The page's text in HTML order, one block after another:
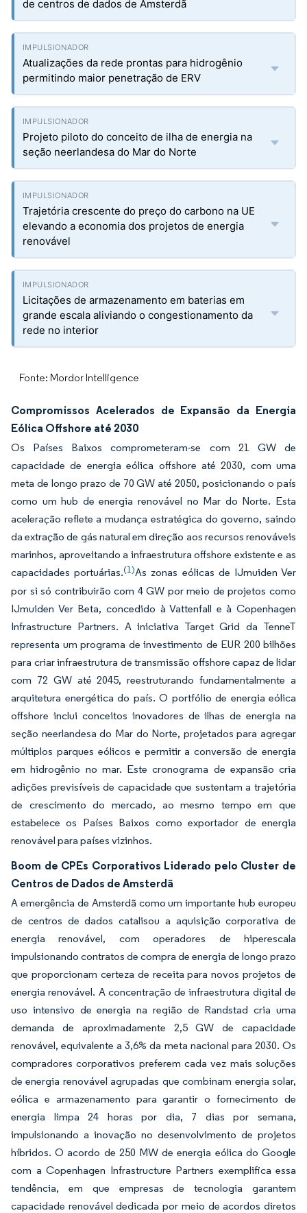
de centros de dados de Amsterdã
Atualizações da rede prontas para hidrogênio
permitindo maior penetração de ERV
Projeto piloto do conceito de ilha de energia na
seção neerlandesa do Mar do Norte
Trajetória crescente do preço do carbono na UE
elevando a economia dos projetos de energia
renovável
Licitações de armazenamento em baterias em
grande escala aliviando o congestionamento da
rede no interior
Fonte: Mordor Intelligence
Compromissos Acelerados de Expansão da Energia
Eólica Offshore até 2030
Os Países Baixos comprometeram-se com 21 GW de
capacidade de energia eólica offshore até 2030, com uma
meta de longo prazo de 70 GW até 2050, posicionando o país
como um hub de energia renovável no Mar do Norte. Esta
aceleração reflete a mudança estratégica do governo, saindo
da extração de gás natural em direção aos recursos renováveis
marinhos, aproveitando a infraestrutura offshore existente e as
capacidades portuárias.(1)As zonas eólicas de IJmuiden Ver
por si só contribuirão com 4 GW por meio de projetos como
IJmuiden Ver Beta, concedido à Vattenfall e à Copenhagen
Infrastructure Partners. A iniciativa Target Grid da TenneT
representa um programa de investimento de EUR 200 bilhões
para criar infraestrutura de transmissão offshore capaz de lidar
com 72 GW até 2045, reestruturando fundamentalmente a
arquitetura energética do país. O portfólio de energia eólica
offshore inclui conceitos inovadores de ilhas de energia na
seção neerlandesa do Mar do Norte, projetados para agregar
múltiplos parques eólicos e permitir a conversão de energia
em hidrogênio no mar. Este cronograma de expansão cria
adições previsíveis de capacidade que sustentam a trajetória
de crescimento do mercado, ao mesmo tempo em que
estabelece os Países Baixos como exportador de energia
renovável para países vizinhos.
Boom de CPEs Corporativos Liderado pelo Cluster de
Centros de Dados de Amsterdã
A emergência de Amsterdã como um importante hub europeu
de centros de dados catalisou a aquisição corporativa de
energia renovável, com operadores de hiperescala
impulsionando contratos de compra de energia de longo prazo
que proporcionam certeza de receita para novos projetos de
energia renovável. A concentração de infraestrutura digital de
uso intensivo de energia na região de Randstad cria uma
demanda de aproximadamente 2,5 GW de capacidade
renovável, equivalente a 3,6% da meta nacional para 2030. Os
compradores corporativos preferem cada vez mais soluções
de energia renovável agrupadas que combinam energia solar,
eólica e armazenamento para garantir o fornecimento de
energia limpa 24 horas por dia, 7 dias por semana,
impulsionando a inovação no desenvolvimento de projetos
híbridos. O acordo de 250 MW de energia eólica do Google
com a Copenhagen Infrastructure Partners exemplifica essa
tendência, em que empresas de tecnologia garantem
capacidade renovável dedicada por meio de acordos diretos